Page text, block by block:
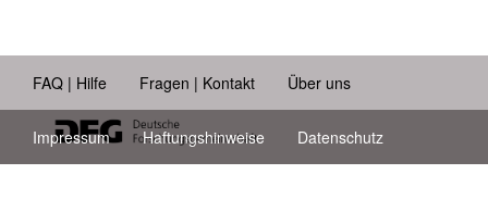
FAQ | Hilfe Fragen | Kontakt Über uns
Impressum Haftungshinweise Datenschutz